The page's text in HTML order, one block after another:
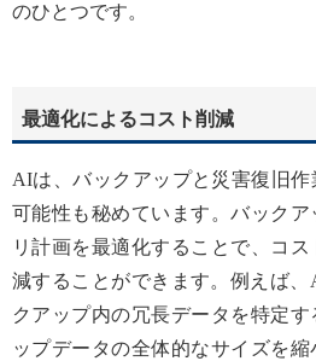
のひとつです。
最適化によるコスト削減
AIは、バックアップと災害復旧
可能性も秘めています。バック
リ計画を最適化することで、コ
減することができます。例えば
クアップ内の冗長データを特定
ップデータの全体的なサイズを